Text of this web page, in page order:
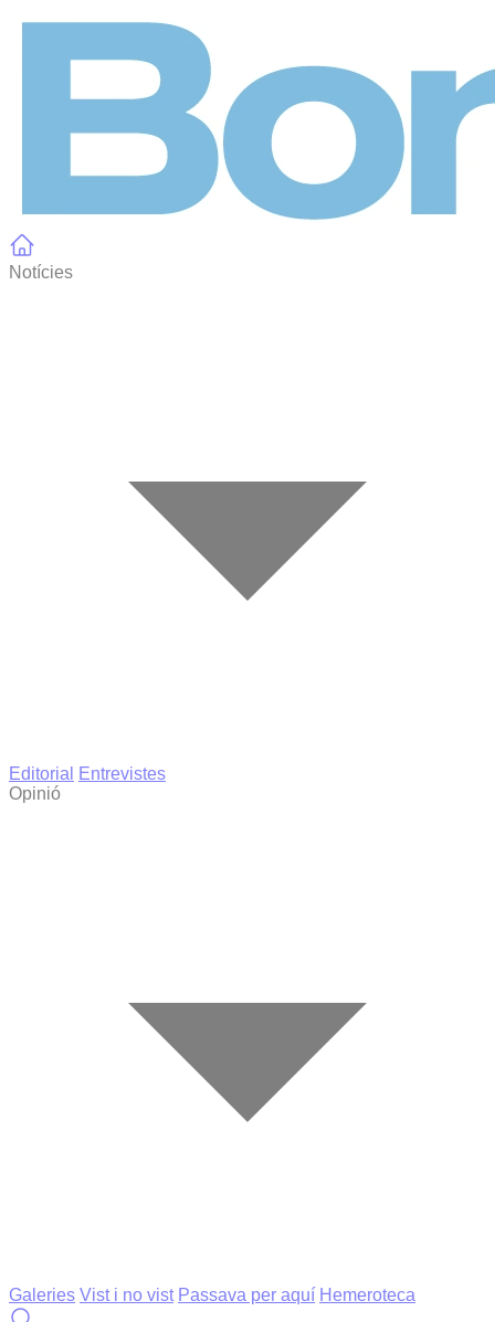
Notícies
Editorial
Entrevistes
Opinió
Galeries Vist i no vist Passava per aquí Hemeroteca